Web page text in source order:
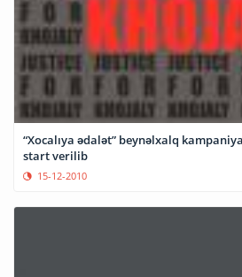
“Xocalıya ədalət” beynəlxalq
start verilib
15-12-2010